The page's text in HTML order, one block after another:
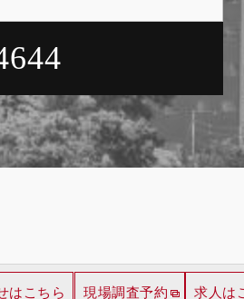
はこちら 現場調査予約 求人は